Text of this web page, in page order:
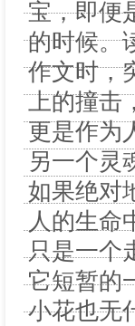
宝，即便
的时候。
作文时，
上的撞击
更是作为
另一个灵
如果绝对
人的生
只是一个
它短暂的
小花也无